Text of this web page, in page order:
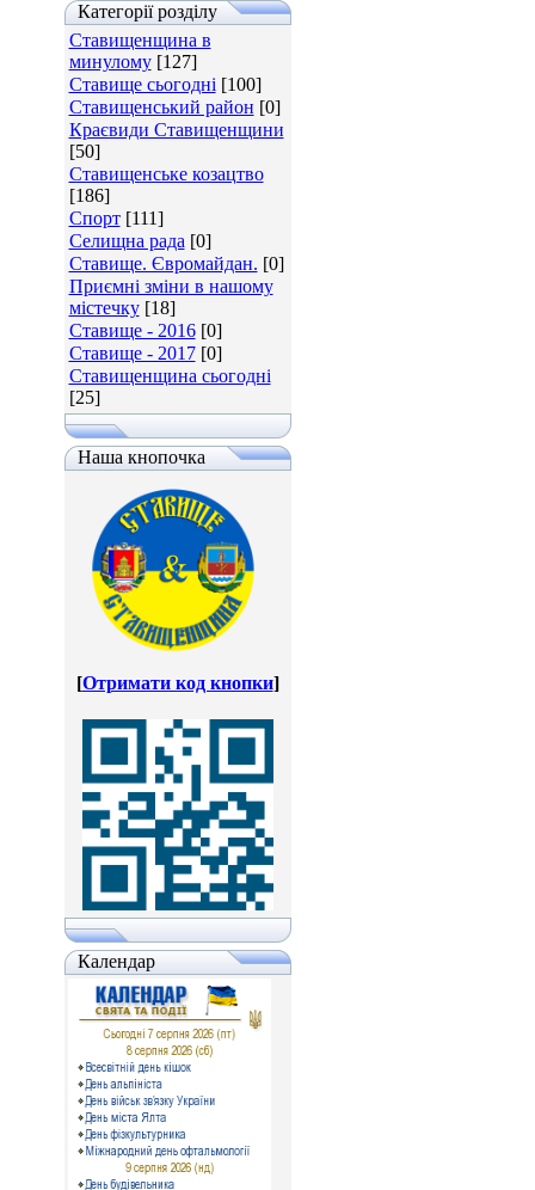
Категорії розділу
Ставищенщина в
минулому [127]
Ставище сьогодні [100]
Ставищенський район [0]
Краєвиди Ставищенщини
[50]
Ставищенське козацтво
[186]
Спорт [111]
Селищна рада [0]
Ставище. Євромайдан. [0]
Приємні зміни в нашому
містечку [18]
Ставище - 2016 [0]
Ставище - 2017 [0]
Ставищенщина сьогодні
[25]
Наша кнопочка
[Отримати код кнопки]
Календар